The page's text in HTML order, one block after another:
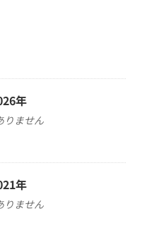
年
りません
年
りません